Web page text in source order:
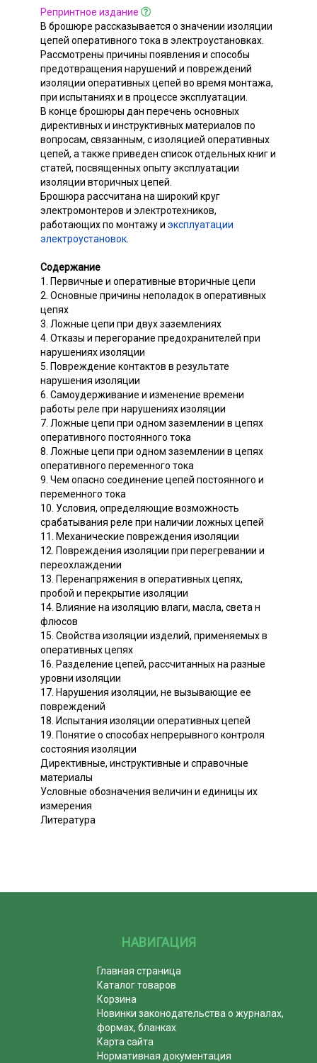
Репринтное издание
В брошюре рассказывается о значении изоляции
цепей оперативного тока в электроустановках.
Рассмотрены причины появления и способы
предотвращения нарушений и повреждений
изоляции оперативных цепей во время монтажа,
при испытаниях и в процессе эксплуатации.
В конце брошюры дан перечень основных
директивных и инструктивных материалов по
вопросам, связанным, с изоляцией оперативных
цепей, а также приведен список отдельных книг и
статей, посвященных опыту эксплуатации
изоляции вторичных цепей.
Брошюра рассчитана на широкий круг
электромонтеров и электротехников,
работающих по монтажу и эксплуатации
электроустановок
Содержание
1. Первичные и оперативные вторичные цепи
2. Основные причины неполадок в оперативных
цепях
3. Ложные цепи при двух заземлениях
4. Отказы и перегорание предохранителей при
нарушениях изоляции
5. Повреждение контактов в результате
нарушения изоляции
6. Самоудерживание и изменение времени
работы реле при нарушениях изоляции
7. Ложные цепи при одном заземлении в цепях
оперативного постоянного тока
8. Ложные цепи при одном заземлении в цепях
оперативного переменного тока
9. Чем опасно соединение цепей постоянного и
переменного тока
10. Условия, определяющие возможность
срабатывания реле при наличии ложных цепей
11. Механические повреждения изоляции
12. Повреждения изоляции при перегревании и
переохлаждении
13. Перенапряжения в оперативных цепях,
пробой и перекрытие изоляции
14. Влияние на изоляцию влаги, масла, света н
флюсов
15. Свойства изоляции изделий, применяемых в
оперативных цепях
16. Разделение цепей, рассчитанных на разные
уровни изоляции
17. Нарушения изоляции, не вызывающие ее
повреждений
18. Испытания изоляции оперативных цепей
19. Понятие о способах непрерывного контроля
состояния изоляции
Директивные, инструктивные и справочные
материалы
Условные обозначения величин и единицы их
измерения
Литература
НАВИГАЦИЯ
Главная страница
Каталог товаров
Корзина
Новинки законодательства о журналах,
формах, бланках
Карта сайта
Нормативная документация